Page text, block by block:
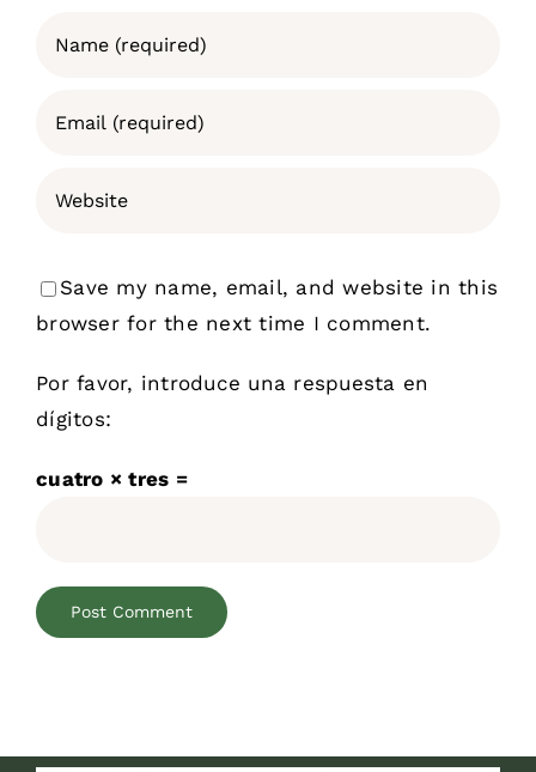
Save my name, email, and website in this
browser for the next time I comment.
Por favor, introduce una respuesta en
dígitos:
cuatro × tres =